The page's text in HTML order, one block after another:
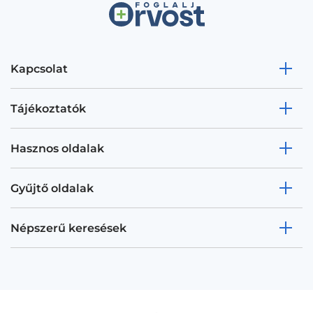
Kapcsolat
Tájékoztatók
Hasznos oldalak
Gyűjtő oldalak
Népszerű keresések